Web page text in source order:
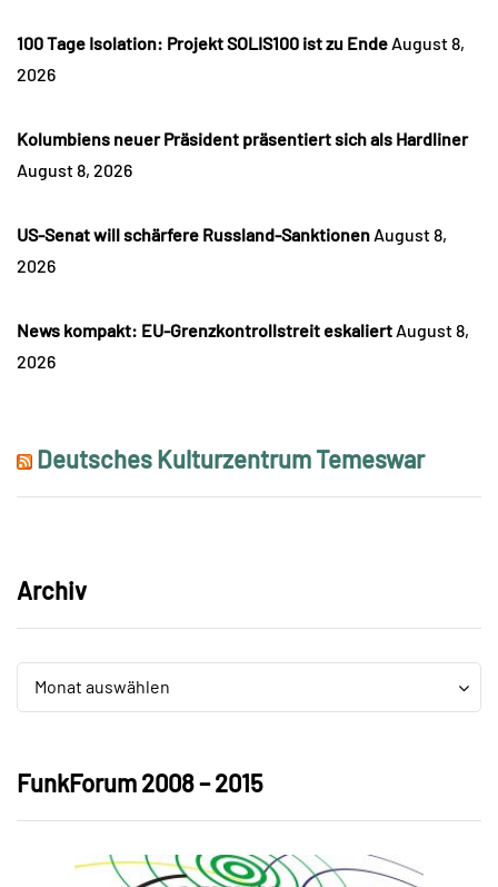
100 Tage Isolation: Projekt SOLIS100 ist zu Ende August 8,
2026
Kolumbiens neuer Präsident präsentiert sich als Hardliner
August 8, 2026
US-Senat will schärfere Russland-Sanktionen August 8,
2026
News kompakt: EU-Grenzkontrollstreit eskaliert August 8,
2026
Deutsches Kulturzentrum Temeswar
Archiv
Archiv
Monat auswählen
Archiv
FunkForum 2008 – 2015